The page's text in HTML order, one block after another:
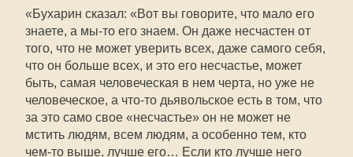
«Бухарин сказал: «Вот вы говорите, что мало его
знаете, а мы-то его знаем. Он даже несчастен от
того, что не может уверить всех, даже самого себя,
что он больше всех, и это его несчастье, может
быть, самая человеческая в нем черта, но уже не
человеческое, а что-то дьявольское есть в том, что
за это само свое «несчастье» он не может не
мстить людям, всем людям, а особенно тем, кто
чем-то выше, лучше его… Если кто лучше него